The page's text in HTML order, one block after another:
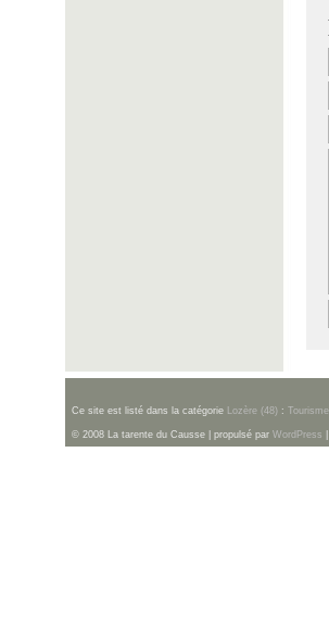
Ce site est listé dans la catégorie Lozère (48) :
© 2008 La tarente du Causse | propulsé par WordPress